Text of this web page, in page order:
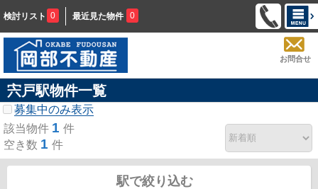
検討リスト 0 最近見た物件 0
お問合せ
宍戸駅物件一覧
募集中のみ表示
該当物件 1 件
空き数 1 件
駅で絞り込む